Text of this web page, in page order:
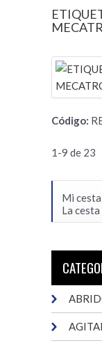
Código:
1-9 de 23
Mi cesta
La